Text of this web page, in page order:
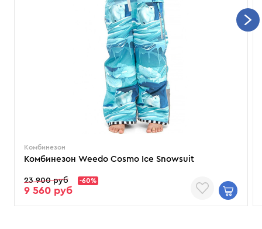
Комбинезон
Комбинезон Weedo Cosmo Ice Snowsuit
23 900 руб -60%
9 560 руб